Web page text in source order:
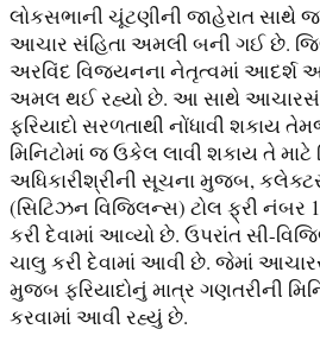
લોકસભાની ચૂંટણીની જાહેરાત સાથે
આચાર સંહિતા અમલી બની ગઈ છે.
અરવિંદ વિજયનના નેતૃત્વમાં આદર્શ
અમલ થઈ રહ્યો છે. આ સાથે
ફરિયાદો સરળતાથી નોંધાવી શકાય
મિનિટોમાં જ ઉકેલ લાવી શકાય તે
અધિકારીશ્રીની સૂચના મુજબ,
(સિટિઝન વિજિલન્સ) ટોલ ફ્રી નંબર
કરી દેવામાં આવ્યો છે. ઉપરાંત સી-
ચાલુ કરી દેવામાં આવી છે. જેમાં
મુજબ ફરિયાદોનું માત્ર ગણતરીની
કરવામાં આવી રહ્યું છે.